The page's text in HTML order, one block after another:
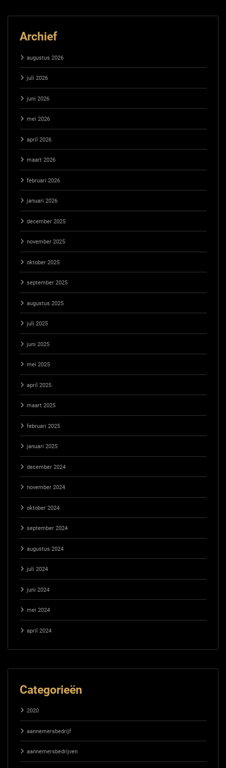
Archief
augustus 2026
juli 2026
juni 2026
mei 2026
april 2026
maart 2026
februari 2026
januari 2026
december 2025
november 2025
oktober 2025
september 2025
augustus 2025
juli 2025
juni 2025
mei 2025
april 2025
maart 2025
februari 2025
januari 2025
december 2024
november 2024
oktober 2024
september 2024
augustus 2024
juli 2024
juni 2024
mei 2024
april 2024
Categorieën
2020
aannemersbedrijf
aannemersbedrijven